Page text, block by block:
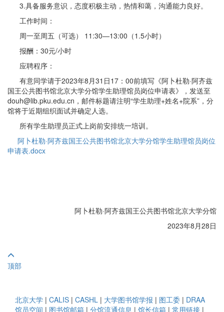
3.具备服务意识，态度积极主动，热情和蔼，沟通能力良好。
工作时间：
周一至周五（可选） 11:30—13:00（1.5小时）
报酬：30元/小时
应聘程序：
有意同学请于2023年8月31日17：00前填写《阿卜杜勒·阿齐兹
国王公共图书馆北京大学分馆学生助理馆员岗位申请表》，发送至
douh@lib.pku.edu.cn，邮件标题请注明“学生助理+姓名+院系”，分
馆将于近期组织面试并确定人选。
所有学生助理员正式上岗前安排统一培训。
阿卜杜勒·阿齐兹国王公共图书馆北京大学分馆学生助理馆员岗位
申请表.docx
阿卜杜勒·阿齐兹国王公共图书馆北京大学分馆
2023年8月28日
顶部
北京大学 | CALIS | CASHL | 大学图书馆学报 | 图工委 | DRAA
馆员空间 | 图书馆邮箱 | 分馆流通信息 | 馆长信箱 | 常用链接 |